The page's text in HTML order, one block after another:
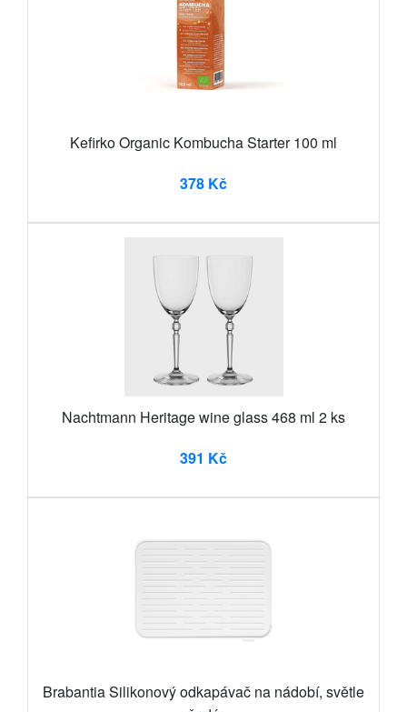
Kefirko Organic Kombucha Starter 100 ml
378 Kč
Nachtmann Heritage wine glass 468 ml 2 ks
391 Kč
Brabantia Silikonový odkapávač na nádobí, světle